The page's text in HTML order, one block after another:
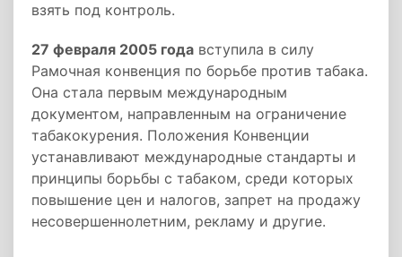
взять под контроль.
27 февраля 2005 года вступила в силу
Рамочная конвенция по борьбе против табака.
Она стала первым международным
документом, направленным на ограничение
табакокурения. Положения Конвенции
устанавливают международные стандарты и
принципы борьбы с табаком, среди которых
повышение цен и налогов, запрет на продажу
несовершеннолетним, рекламу и другие.